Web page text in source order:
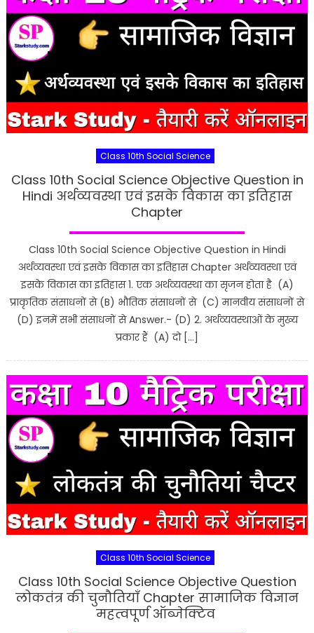
Class 10th Social Science
Class 10th Social Science Objective Question in
Hindi अर्थव्यवस्था एवं इसके विकास का इतिहास
Chapter
Class 10th Social Science Objective Question in Hindi
अर्थव्यवस्था एवं इसके विकास का इतिहास Chapter अर्थव्यवस्था एवं
इसके विकास का इतिहास 1. एक अर्थव्यवस्था का सृजन होता है (A)
प्राकृतिक संसाधनों से (B) भौतिक संसाधनों से (C) मानवीय संसाधनों से
(D) इनमें सभी संसाधनों से Answer.- (D) 2. अर्थव्यवस्थाओं के मुख्य
प्रकार हैं (A) दो […]
Class 10th Social Science
Class 10th Social Science Objective Question
लोकतंत्र की चुनौतियाँ Chapter सामाजिक विज्ञान
महत्वपूर्ण ऑब्जेक्टिव